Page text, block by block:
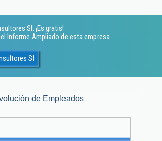
Sl. ¡Es gratis!
Informe Ampliado de esta empresa
Sl
de Empleados